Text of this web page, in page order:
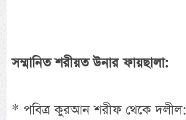
সম্মানিত শরীয়ত উনার ফায়ছালা:
* পবিত্র কুরআন শরীফ থেকে দলীল: